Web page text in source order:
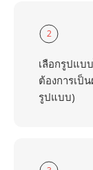
2
เลือกรูปแบ
ต้องการเป็
รูปแบบ)